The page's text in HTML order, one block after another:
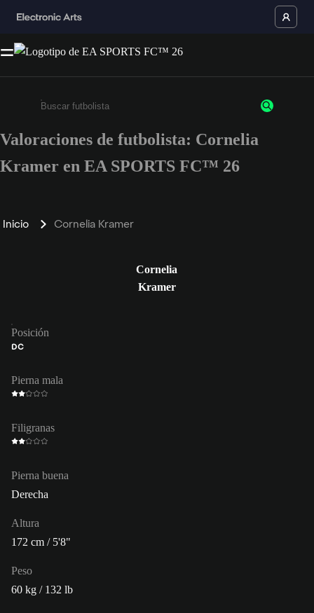
Escribe un mínimo de 3 caracteres o números.
Valoraciones de futbolista: Cornelia
Kramer en EA SPORTS FC™ 26
Inicio Cornelia Kramer
Cornelia
Kramer
Posición
DC
Pierna mala
Filigranas
Pierna buena
Derecha
Altura
172 cm / 5'8"
Peso
60 kg / 132 lb